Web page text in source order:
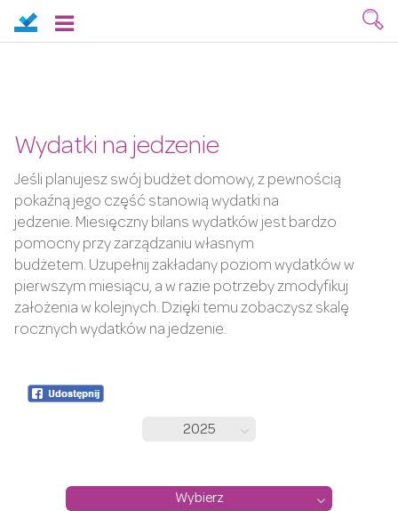
Wydatki na jedzenie
Jeśli planujesz swój budżet domowy, z pewnością
pokaźną jego część stanowią wydatki na
jedzenie. Miesięczny bilans wydatków jest bardzo
pomocny przy zarządzaniu własnym
budżetem. Uzupełnij zakładany poziom wydatków w
pierwszym miesiącu, a w razie potrzeby zmodyfikuj
założenia w kolejnych. Dzięki temu zobaczysz skalę
rocznych wydatków na jedzenie.
2025
Wybierz